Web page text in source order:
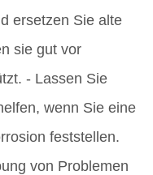
ersetzen Sie alte
sie gut vor
- Lassen Sie
wenn Sie eine
feststellen.
von Problemen